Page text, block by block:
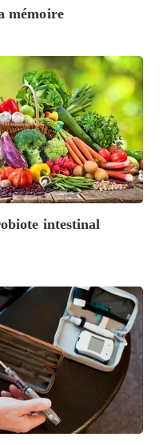
mémoire
intestinal